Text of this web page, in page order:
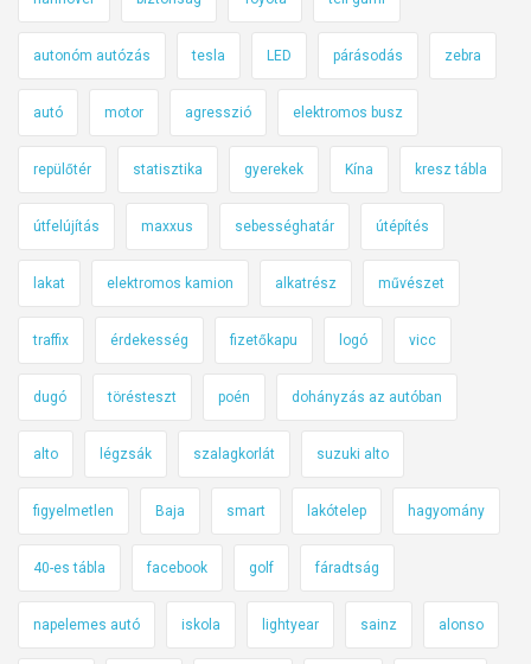
autonóm autózás tesla LED párásodás zebra
autó motor agresszió elektromos busz
repülőtér statisztika gyerekek Kína kresz tábla
útfelújítás maxxus sebességhatár útépítés
lakat elektromos kamion alkatrész művészet
traffix érdekesség fizetőkapu logó vicc
dugó törésteszt poén dohányzás az autóban
alto légzsák szalagkorlát suzuki alto
figyelmetlen Baja smart lakótelep hagyomány
40-es tábla facebook golf fáradtság
napelemes autó iskola lightyear sainz alonso